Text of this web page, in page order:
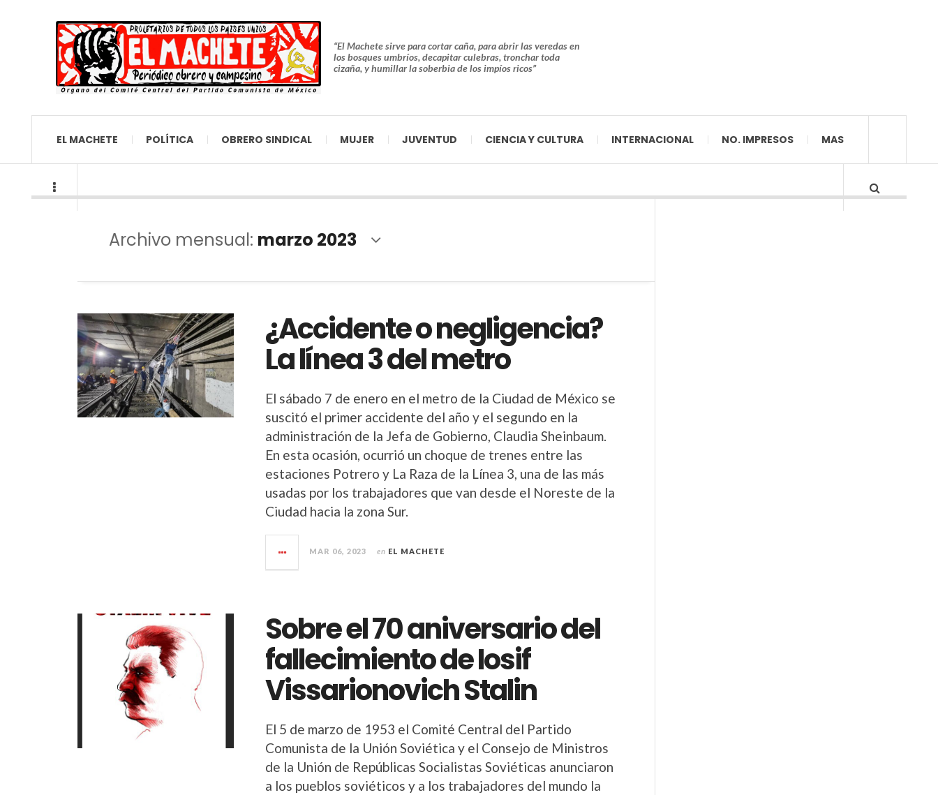
“El Machete sirve para cortar caña, para abrir las veredas en
los bosques umbríos, decapitar culebras, tronchar toda
cizaña, y humillar la soberbia de los impíos ricos”
EL MACHETE POLÍTICA OBRERO SINDICAL MUJER JUVENTUD CIENCIA Y CULTURA INTERNACIONAL NO. IMPRESOS MAS
Archivo mensual: marzo 2023
¿Accidente o negligencia?
La línea 3 del metro
El sábado 7 de enero en el metro de la Ciudad de México se
suscitó el primer accidente del año y el segundo en la
administración de la Jefa de Gobierno, Claudia Sheinbaum.
En esta ocasión, ocurrió un choque de trenes entre las
estaciones Potrero y La Raza de la Línea 3, una de las más
usadas por los trabajadores que van desde el Noreste de la
Ciudad hacia la zona Sur.
MAR 06, 2023 en EL MACHETE
Sobre el 70 aniversario del
fallecimiento de Iosif
Vissarionovich Stalin
El 5 de marzo de 1953 el Comité Central del Partido
Comunista de la Unión Soviética y el Consejo de Ministros
de la Unión de Repúblicas Socialistas Soviéticas anunciaron
a los pueblos soviéticos y a los trabajadores del mundo la